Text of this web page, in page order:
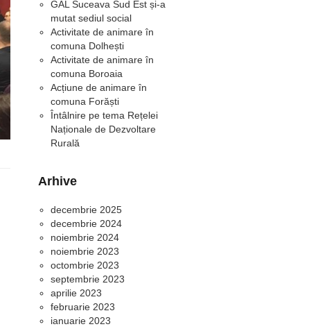
GAL Suceava Sud Est și-a
mutat sediul social
Activitate de animare în
comuna Dolhești
Activitate de animare în
comuna Boroaia
Acțiune de animare în
comuna Forăști
Întâlnire pe tema Rețelei
Naționale de Dezvoltare
Rurală
Arhive
decembrie 2025
decembrie 2024
noiembrie 2024
noiembrie 2023
octombrie 2023
septembrie 2023
aprilie 2023
februarie 2023
ianuarie 2023